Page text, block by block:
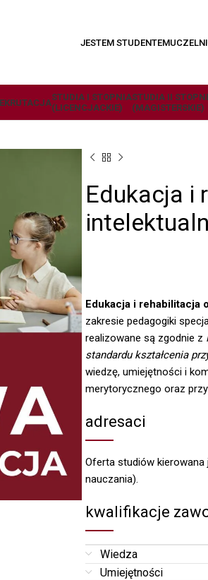
JESTEM STUDENTEM
STUDIA I STOPNIA
(LICENCJACKIE)
STUDIA II
(MAGISTERSKIE)
Edukacja i
Edukacja i rehabilitacja
zakresie pedagogiki
realizowane są zgodnie z
standardu kształcenia
wiedzę, umiejętności i
merytorycznego oraz
adresaci
Oferta studiów
nauczania).
kwalifikacje
Wiedza
Umiejętności